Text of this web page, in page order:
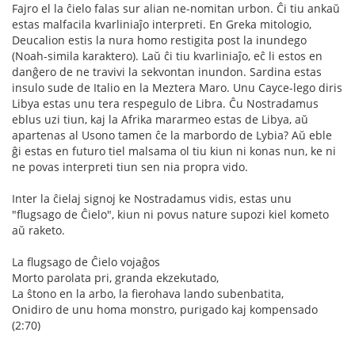
Fajro el la ĉielo falas sur alian ne-nomitan urbon. Ĉi tiu ankaŭ
estas malfacila kvarliniaĵo interpreti. En Greka mitologio,
Deucalion estis la nura homo restigita post la inundego
(Noah-simila karaktero). Laŭ ĉi tiu kvarliniaĵo, eĉ li estos en
danĝero de ne travivi la sekvontan inundon. Sardina estas
insulo sude de Italio en la Meztera Maro. Unu Cayce-lego diris
Libya estas unu tera respegulo de Libra. Ĉu Nostradamus
eblus uzi tiun, kaj la Afrika mararmeo estas de Libya, aŭ
apartenas al Usono tamen ĉe la marbordo de Lybia? Aŭ eble
ĝi estas en futuro tiel malsama ol tiu kiun ni konas nun, ke ni
ne povas interpreti tiun sen nia propra vido.
Inter la ĉielaj signoj ke Nostradamus vidis, estas unu
"flugsago de Ĉielo", kiun ni povus nature supozi kiel kometo
aŭ raketo.
La flugsago de Ĉielo vojaĝos
Morto parolata pri, granda ekzekutado,
La ŝtono en la arbo, la fierohava lando subenbatita,
Onidiro de unu homa monstro, purigado kaj kompensado
(2:70)